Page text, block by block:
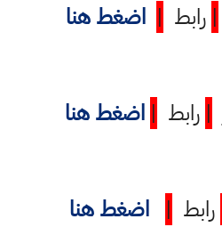
| رابط | اضغط هنا
| رابط | اضغط هنا
رابط | اضغط هنا